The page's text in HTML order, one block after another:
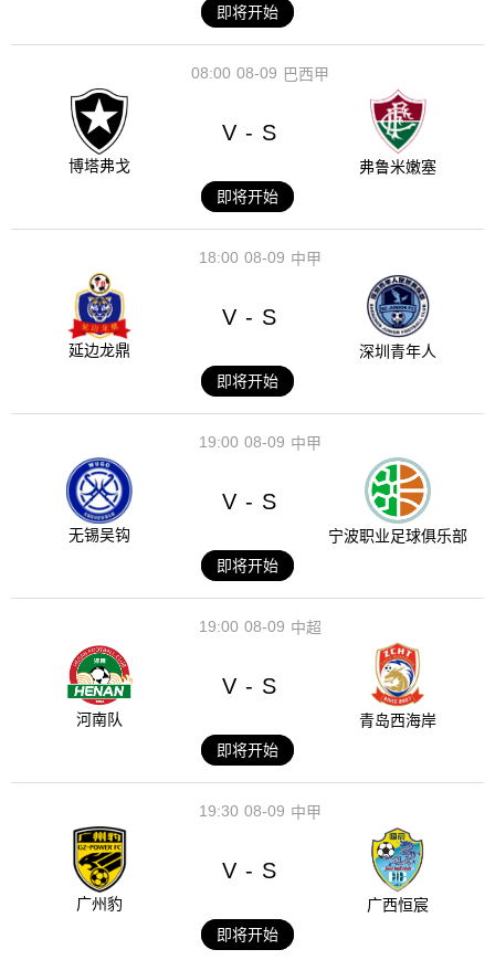
即将开始
08-09
08:00 巴西甲
博塔弗戈
V - S
弗鲁米嫩塞
即将开始
08-09
18:00 中甲
延边龙鼎
V - S
深圳青年人
即将开始
08-09
19:00 中甲
无锡吴钩
V - S
宁波职业足球俱乐部
即将开始
08-09
19:00 中超
河南队
V - S
青岛西海岸
即将开始
08-09
19:30 中甲
广州豹
V - S
广西恒宸
即将开始